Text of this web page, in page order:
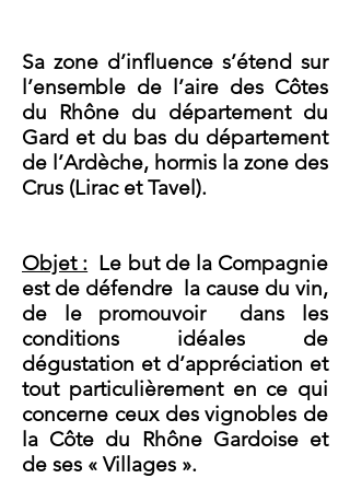
Sa zone d’influence s’étend sur
l’ensemble de l’aire des Côtes
du Rhône du département du
Gard et du bas du département
de l’Ardèche, hormis la zone des
Crus (Lirac et Tavel).
Objet : Le but de la Compagnie
est de défendre la cause du vin,
de le promouvoir dans les
conditions idéales de
dégustation et d’appréciation et
tout particulièrement en ce qui
concerne ceux des vignobles de
la Côte du Rhône Gardoise et
de ses « Villages ».